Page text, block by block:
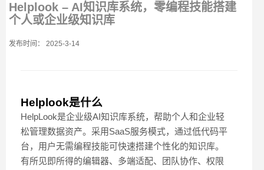
Helplook – AI知识库系统，零编程技能搭建
个人或企业级知识库
发布时间： 2025-3-14
Helplook是什么
HelpLook是企业级AI知识库系统，帮助个人和企业轻
松管理数据资产。采用SaaS服务模式，通过低代码平
台，用户无需编程技能可快速搭建个性化的知识库。
有所见即所得的编辑器、多端适配、团队协作、权限